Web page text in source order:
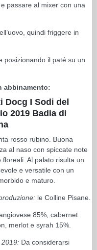
passare al mixer con una
quindi friggere in
posizionando il paté su un
abbinamento:
Docg I Sodi del
2019 Badia di
rosso rubino. Buona
al naso con spiccate note
floreali. Al palato risulta un
e versatile con un
e maturo.
le Colline Pisane.
85%, cabernet
merlot e syrah 15%.
2019: Da considerarsi